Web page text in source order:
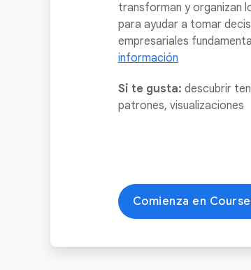
transforman y organizan
para ayudar a tomar
empresariales
información
Si te gusta: descubrir
patrones, visualizaciones
Comienza en